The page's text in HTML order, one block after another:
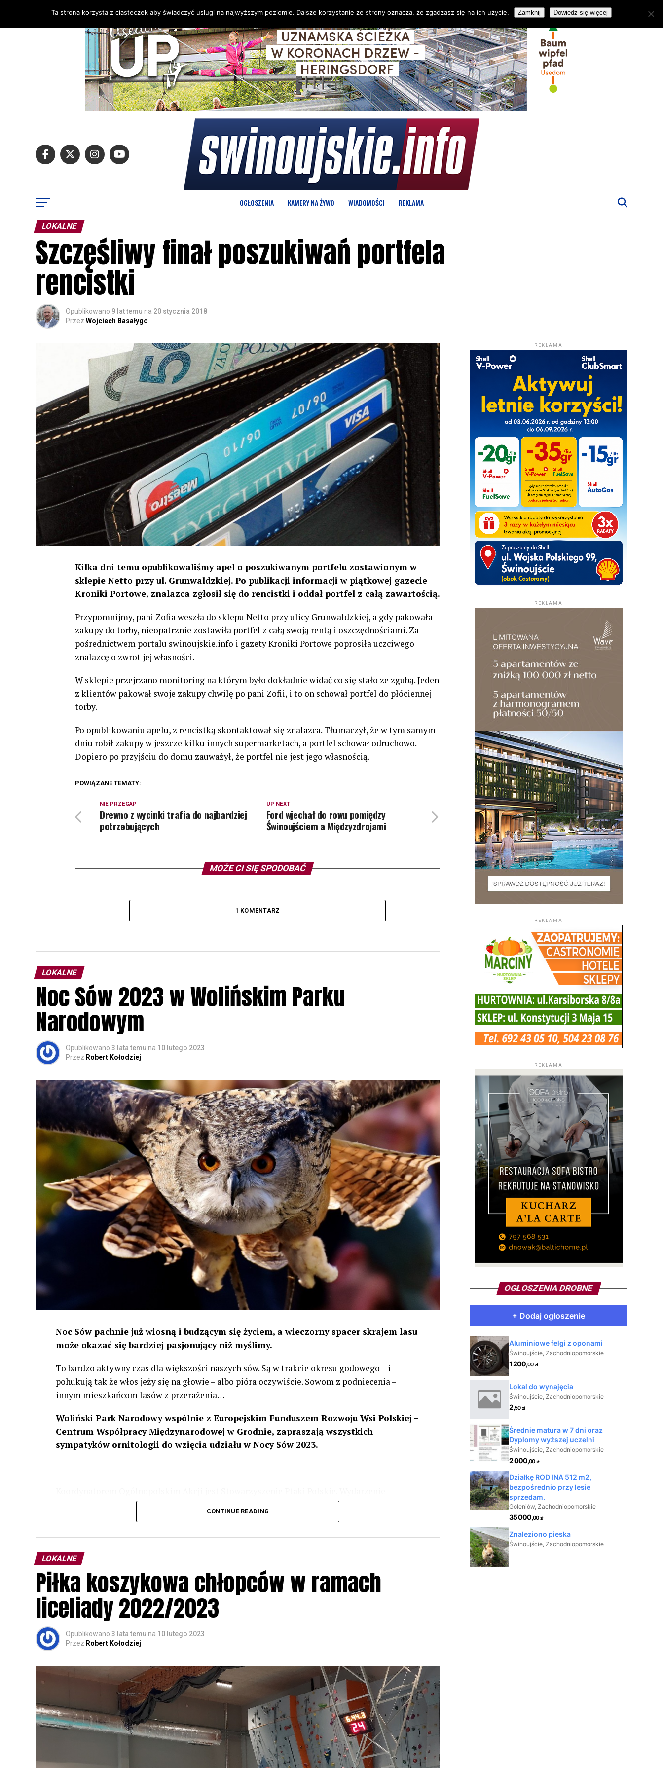
OGŁOSZENIA KAMERY NA ŻYWO WIADOMOŚCI REKLAMA
LOKALNE
Szczęśliwy finał poszukiwań portfela
rencistki
Opublikowano 9 lat temu na 20 stycznia 2018
Przez Wojciech Basałygo
Kilka dni temu opublikowaliśmy apel o poszukiwanym portfelu zostawionym w
sklepie Netto przy ul. Grunwaldzkiej. Po publikacji informacji w piątkowej gazecie
Kroniki Portowe, znalazca zgłosił się do rencistki i oddał portfel z całą zawartością.
Przypomnijmy, pani Zofia weszła do sklepu Netto przy ulicy Grunwaldzkiej, a gdy pakowała
zakupy do torby, nieopatrznie zostawiła portfel z całą swoją rentą i oszczędnościami. Za
pośrednictwem portalu swinoujskie.info i gazety Kroniki Portowe poprosiła uczciwego
znalazcę o zwrot jej własności.
W sklepie przejrzano monitoring na którym było dokładnie widać co się stało ze zgubą. Jeden
z klientów pakował swoje zakupy chwilę po pani Zofii, i to on schował portfel do płóciennej
torby.
Po opublikowaniu apelu, z rencistką skontaktował się znalazca. Tłumaczył, że w tym samym
dniu robił zakupy w jeszcze kilku innych supermarketach, a portfel schował odruchowo.
Dopiero po przyjściu do domu zauważył, że portfel nie jest jego własnością.
POWIĄZANE TEMATY:
UP NEXT
Ford wjechał do rowu pomiędzy
Świnoujściem a Międzyzdrojami
NIE PRZEGAP
Drewno z wycinki trafia do najbardziej
potrzebujących
MOŻE CI SIĘ SPODOBAĆ
1 KOMENTARZ
LOKALNE
Noc Sów 2023 w Wolińskim Parku
Narodowym
Opublikowano 3 lata temu na 10 lutego 2023
Przez Robert Kołodziej
Noc Sów pachnie już wiosną i budzącym się życiem, a wieczorny spacer skrajem lasu
może okazać się bardziej pasjonujący niż myślimy.
To bardzo aktywny czas dla większości naszych sów. Są w trakcie okresu godowego – i
pohukują tak że włos jeży się na głowie – albo pióra oczywiście. Sowom z podniecenia –
innym mieszkańcom lasów z przerażenia…
Woliński Park Narodowy wspólnie z Europejskim Funduszem Rozwoju Wsi Polskiej –
Centrum Współpracy Międzynarodowej w Grodnie, zapraszają wszystkich
sympatyków ornitologii do wzięcia udziału w Nocy Sów 2023.
odbędzie się w dniach24 i 25 lutego 2023 r. wg harmonogramu przedstawionego na
Wszystkich uczestników zapraszamy do udziału w Akcji, włączenia się w aktywne
rozpoznawanie głosów sów i wymianę doświadczeń przy grillu.Na wydarzenie obowiązują
zapisy.
CONTINUE READING
LOKALNE
Piłka koszykowa chłopców w ramach
liceliady 2022/2023
Opublikowano 3 lata temu na 10 lutego 2023
Przez Robert Kołodziej
REKLAMA
REKLAMA
REKLAMA
REKLAMA
OGŁOSZENIA DROBNE
Ta strona korzysta z ciasteczek aby świadczyć usługi na najwyższym poziomie. Dalsze korzystanie ze strony oznacza, że zgadzasz się na ich użycie. Zamknij Dowiedz się więcej